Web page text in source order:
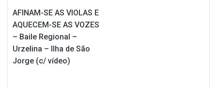
AFINAM-SE AS VIOLAS E
AQUECEM-SE AS VOZES
– Baile Regional –
Urzelina – Ilha de São
Jorge (c/ vídeo)